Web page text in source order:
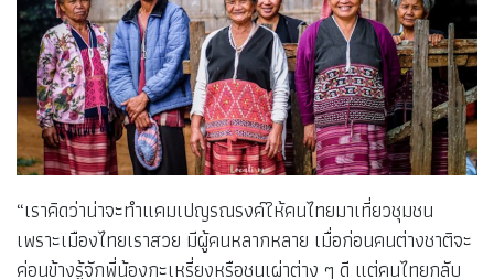
“เราคิดว่าน่าจะทำแคมเปญรณรงค์ให้คนไทยมาเที่ยวชุมชน
เพราะเมืองไทยเราสวย มีผู้คนหลากหลาย เมื่อก่อนคนต่างชาติจะ
ค่อนข้างรู้จักพี่น้องกะเหรี่ยงหรือชนเผ่าต่าง ๆ ดี แต่คนไทยกลับ